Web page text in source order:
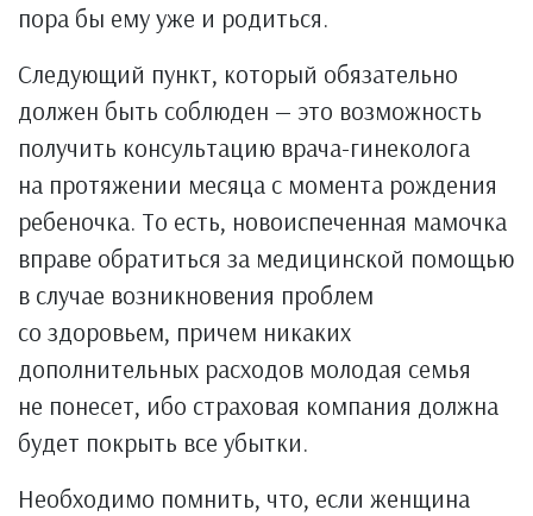
пора бы ему уже и родиться.
Следующий пункт, который обязательно
должен быть соблюден — это возможность
получить консультацию врача-гинеколога
на протяжении месяца с момента рождения
ребеночка. То есть, новоиспеченная мамочка
вправе обратиться за медицинской помощью
в случае возникновения проблем
со здоровьем, причем никаких
дополнительных расходов молодая семья
не понесет, ибо страховая компания должна
будет покрыть все убытки.
Необходимо помнить, что, если женщина